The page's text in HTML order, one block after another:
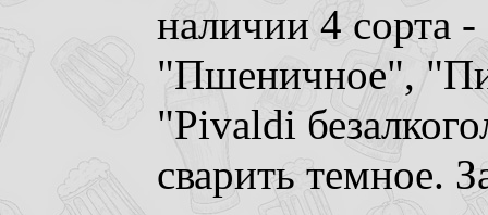
наличии 4 сорта
"Пшеничное",
"Pivaldi
сварить темное.